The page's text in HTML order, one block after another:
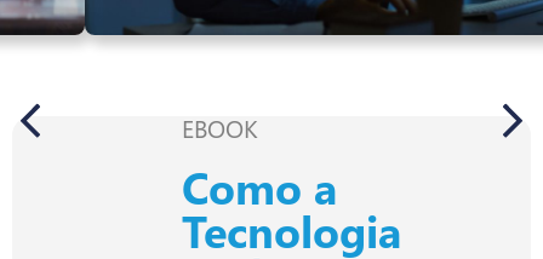
EBOOK
Como a
Tecnologia